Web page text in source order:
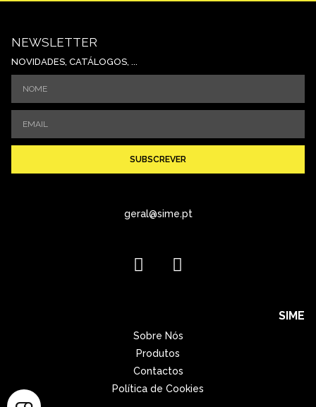
NEWSLETTER
NOVIDADES, CATÁLOGOS, ...
SUBSCREVER
geral@sime.pt
SIME
Sobre Nós
Produtos
Contactos
Política de Cookies